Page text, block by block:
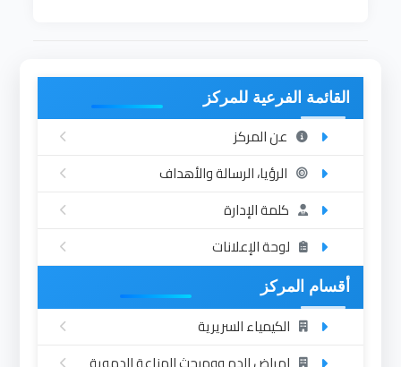
القائمة الفرعية للمركز
عن المركز
الرؤيا، الرسالة والأهداف
كلمة الإدارة
لوحة الإعلانات
أقسام المركز
الكيمياء السريرية